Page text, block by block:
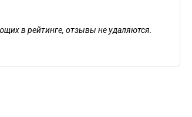
в рейтинге, отзывы не удаляются.